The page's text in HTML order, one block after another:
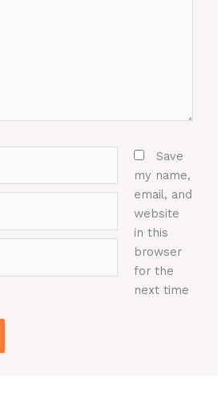
Save
my name,
email, and
website
in this
browser
for the
next time